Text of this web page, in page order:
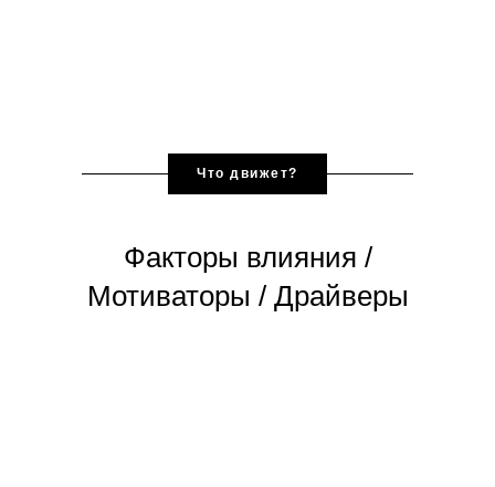
Что движет?
Факторы влияния /
Мотиваторы / Драйверы